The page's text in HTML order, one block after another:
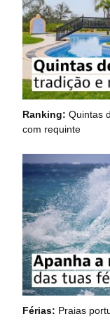
Ranking: Quintas
com requinte
Férias: Praias